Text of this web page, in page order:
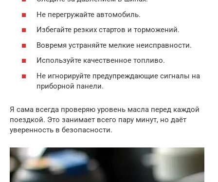
Не перегружайте автомобиль.
Избегайте резких стартов и торможений.
Вовремя устраняйте мелкие неисправности.
Используйте качественное топливо.
Не игнорируйте предупреждающие сигналы на
приборной панели.
Я сама всегда проверяю уровень масла перед каждой
поездкой. Это занимает всего пару минут, но даёт
уверенность в безопасности.